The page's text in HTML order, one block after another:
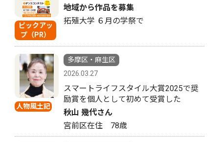
ピックアッ
プ（PR）
地域から作品を募集
拓殖大学 ６月の学祭で
人物風土記
多摩区・麻生区
2026.03.27
スマートライフスタイル大賞2025で奨
励賞を個人として初めて受賞した
秋山 幾代さん
宮前区在住 78歳